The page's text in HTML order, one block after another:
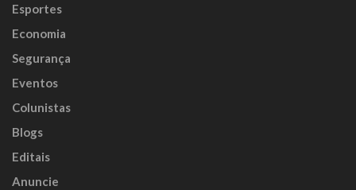
Esportes
Economia
Segurança
Eventos
Colunistas
Blogs
Editais
Anuncie